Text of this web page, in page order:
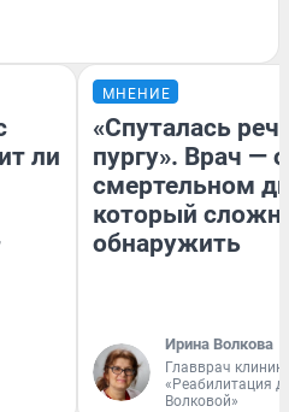
ли
МНЕНИЕ
«Спуталась
пургу». Врач — о
смертельном
который
обнаружить
Ирина Волкова
Главврач
«Реабилитация
Волковой»